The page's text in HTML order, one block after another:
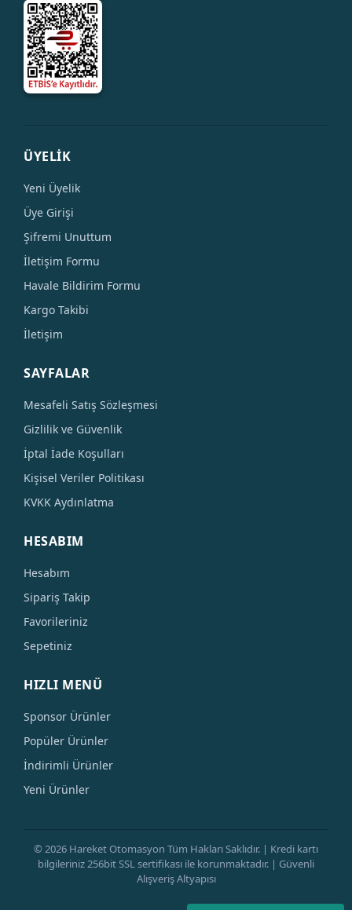
ÜYELİK
Yeni Üyelik
Üye Girişi
Şifremi Unuttum
İletişim Formu
Havale Bildirim Formu
Kargo Takibi
İletişim
SAYFALAR
Mesafeli Satış Sözleşmesi
Gizlilik ve Güvenlik
İptal İade Koşulları
Kişisel Veriler Politikası
KVKK Aydınlatma
HESABIM
Hesabım
Sipariş Takip
Favorileriniz
Sepetiniz
HIZLI MENÜ
Sponsor Ürünler
Popüler Ürünler
İndirimli Ürünler
Yeni Ürünler
© 2026 Hareket Otomasyon Tüm Hakları Saklıdır. | Kredi kartı
bilgileriniz 256bit SSL sertifikası ile korunmaktadır. | Güvenli
Alışveriş Altyapısı